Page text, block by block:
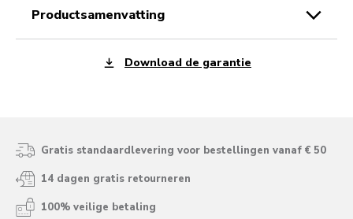
productsamenvatting
Download de garantie
Gratis standaardlevering voor bestellingen vanaf € 50
14 dagen gratis retourneren
100% veilige betaling